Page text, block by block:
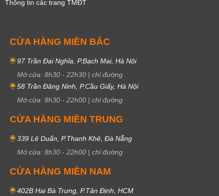
Thông tin các trang TMĐT
CỬA HÀNG MIỀN BẮC
97 Trần Đại Nghĩa, P.Bạch Mai, Hà Nội
Mở cửa: 8h30 - 22h30 | chỉ đường
58 Trần Đăng Ninh, P.Cầu Giấy, Hà Nội
Mở cửa: 8h30 - 22h00 | chỉ đường
CỬA HÀNG MIỀN TRUNG
339 Lê Duẩn, P.Thanh Khê, Đà Nẵng
Mở cửa: 8h30 - 22h00 | chỉ đường
CỬA HÀNG MIỀN NAM
402B Hai Bà Trưng, P.Tân Định, HCM